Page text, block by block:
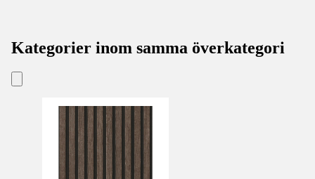
Kategorier inom samma överkategori